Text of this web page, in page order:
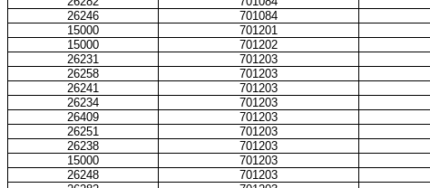
26246
701084
15000
701201
15000
701202
26231
701203
26258
701203
26241
701203
26234
701203
26409
701203
26251
701203
26238
701203
15000
701203
26248
701203